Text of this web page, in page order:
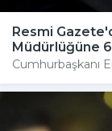
Resmi
Müdürlüğüne
Cumhurbaşkanı